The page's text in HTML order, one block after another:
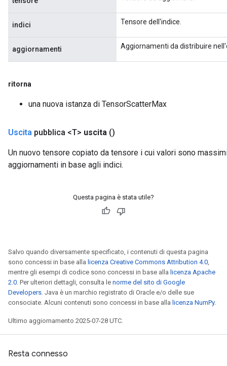
indici Tensore dell'indice.
aggiornamenti Aggiornamenti da distribuire
ritorna
una nuova istanza di TensorScatterMax
Uscita pubblica <T> uscita ()
Un nuovo tensore copiato da tensore i cui valori sono
aggiornamenti in base agli indici.
Questa pagina è stata utile?
Salvo quando diversamente specificato, i contenuti di questa pagina
sono concessi in base alla licenza Creative Commons Attribution 4.0,
mentre gli esempi di codice sono concessi in base alla licenza Apache
2.0. Per ulteriori dettagli, consulta le norme del sito di Google
Developers. Java è un marchio registrato di Oracle e/o delle sue
consociate. Alcuni contenuti sono concessi in base alla licenza NumPy.
Ultimo aggiornamento 2025-07-28 UTC.
Resta connesso